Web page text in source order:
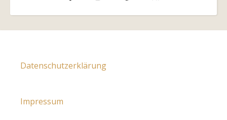
Datenschutzerklärung
Impressum